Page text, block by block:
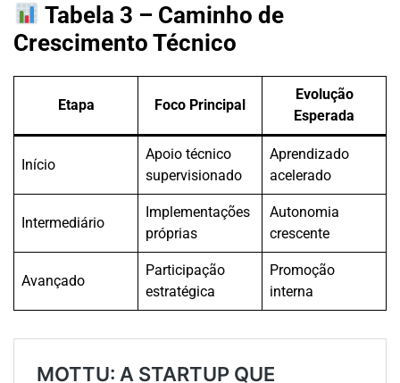
Tabela 3 – Caminho de
Crescimento Técnico
Etapa Foco Principal
Evolução
Esperada
Início
Apoio técnico
supervisionado
Aprendizado
acelerado
Intermediário
Implementações
próprias
Autonomia
crescente
Avançado
Participação
estratégica
Promoção
interna